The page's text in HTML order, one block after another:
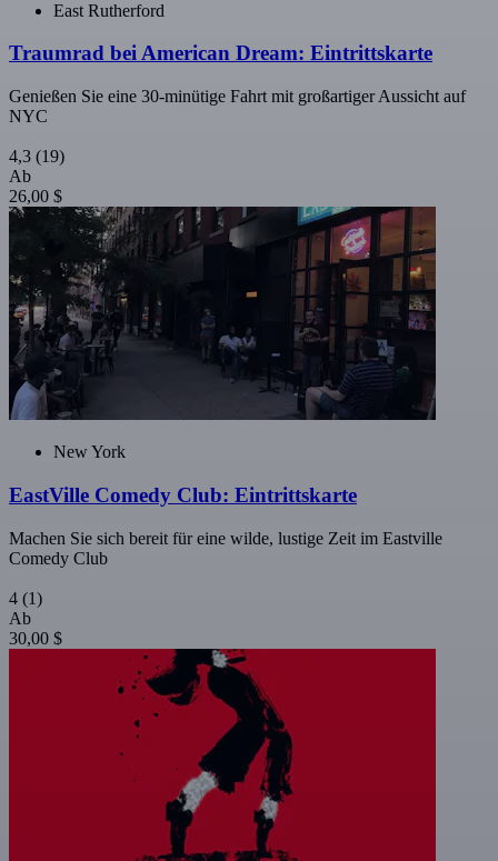
East Rutherford
Traumrad bei American Dream: Eintrittskarte
Genießen Sie eine 30-minütige Fahrt mit großartiger Aussicht auf
NYC
4,3 (19)
Ab
26,00 $
New York
EastVille Comedy Club: Eintrittskarte
Machen Sie sich bereit für eine wilde, lustige Zeit im Eastville
Comedy Club
4 (1)
Ab
30,00 $